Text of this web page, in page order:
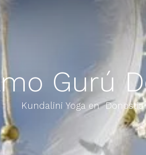
Gurú
Kundalini Yoga en Donostia